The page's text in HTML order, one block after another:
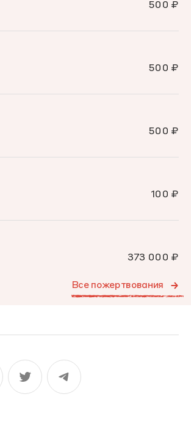
500 ₽
500 ₽
500 ₽
100 ₽
373 000 ₽
Все пожертвования